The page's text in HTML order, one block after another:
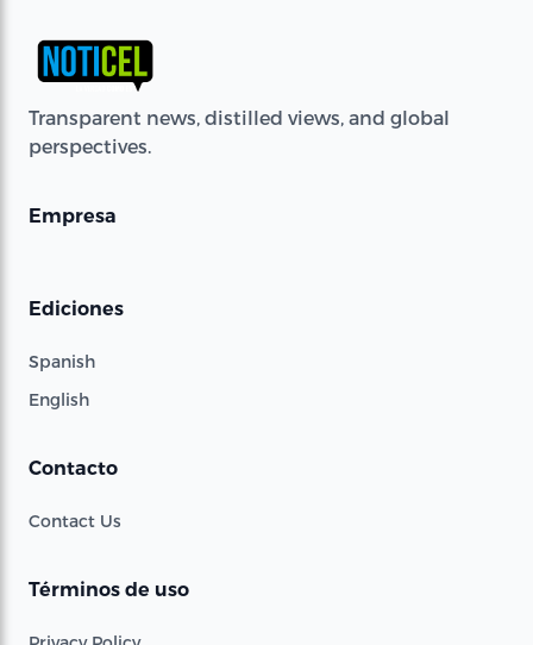
Transparent news, distilled views, and global
perspectives.
Empresa
Ediciones
Spanish
English
Contacto
Contact Us
Términos de uso